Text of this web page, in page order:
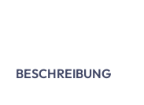
BESCHREIBUNG